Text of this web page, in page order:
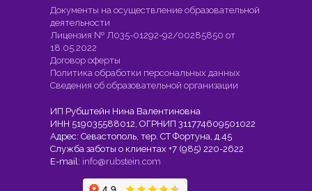
Документы на осуществление образовательной
деятельности
Лицензия № Л035-01292-92/00285850 от
18.05.2022
Договор оферты
Политика обработки персональных данных
Сведения об образовательной организации
ИП Рубштейн Нина Валентиновна
ИНН 519035588012, ОГРНИП 311774609501022
Адрес: Севастополь, тер. СТ Фортуна, д.45
Служба заботы о клиентах +7 (985) 220-2622
E-mail: info@rubstein.com